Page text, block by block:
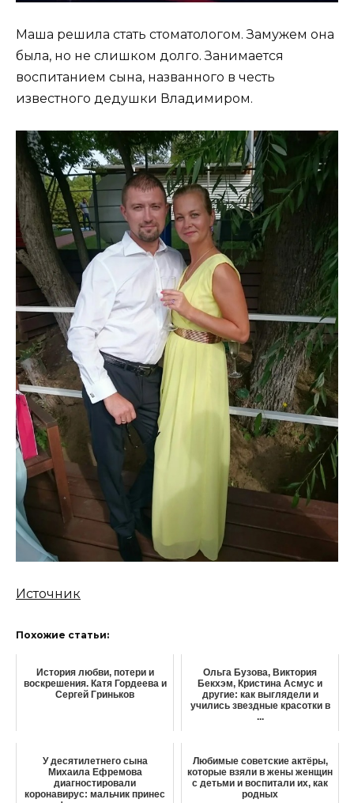
Маша решила стать стоматологом. Замужем она
была, но не слишком долго. Занимается
воспитанием сына, названного в честь
известного дедушки Владимиром.
Источник
Похожие статьи:
История любви, потери и
воскрешения. Катя Гордеева и
Сергей Гриньков
Ольга Бузова, Виктория
Бекхэм, Кристина Асмус и
другие: как выглядели и
учились звездные красотки в
...
У десятилетнего сына
Михаила Ефремова
диагностировали
коронавирус: мальчик принес
Любимые советские актёры,
которые взяли в жены женщин
с детьми и воспитали их, как
родных